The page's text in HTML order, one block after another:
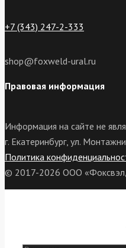
+7 (343) 247-2-333
shop@foxweld-ural.ru
Правовая информация
Информация на сайте не
г. Екатеринбург, ул.
Политика
© 2017-2026 ООО